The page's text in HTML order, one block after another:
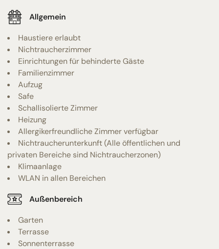
Allgemein
Haustiere erlaubt
Nichtraucherzimmer
Einrichtungen für behinderte Gäste
Familienzimmer
Aufzug
Safe
Schallisolierte Zimmer
Heizung
Allergikerfreundliche Zimmer verfügbar
Nichtraucherunterkunft (Alle öffentlichen und
privaten Bereiche sind Nichtraucherzonen)
Klimaanlage
WLAN in allen Bereichen
Außenbereich
Garten
Terrasse
Sonnenterrasse